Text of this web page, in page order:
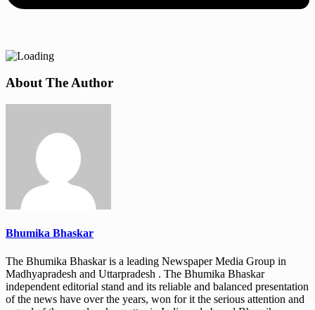
About The Author
Bhumika Bhaskar
The Bhumika Bhaskar is a leading Newspaper Media Group in
Madhyapradesh and Uttarpradesh . The Bhumika Bhaskar
independent editorial stand and its reliable and balanced presentation
of the news have over the years, won for it the serious attention and